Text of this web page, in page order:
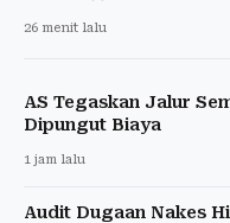
26 menit lalu
AS Tegaskan Jalur
Dipungut Biaya
1 jam lalu
Audit Dugaan Nakes